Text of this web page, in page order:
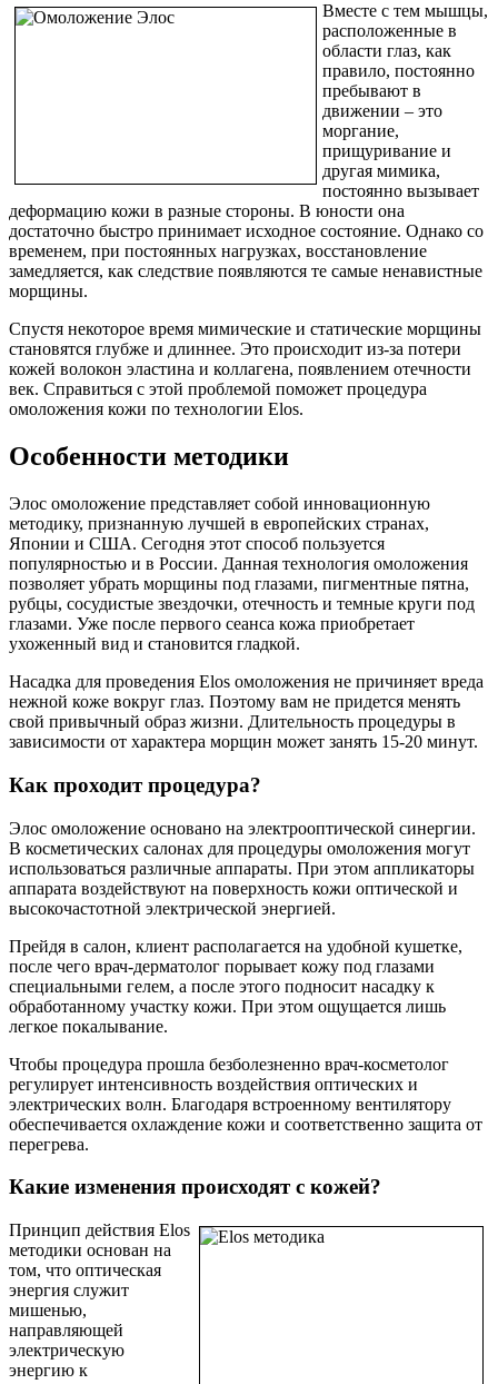
Вместе с тем мышцы,
расположенные в
области глаз, как
правило, постоянно
пребывают в
движении – это
моргание,
прищуривание и
другая мимика,
постоянно вызывает
деформацию кожи в разные стороны. В юности она
достаточно быстро принимает исходное состояние. Однако со
временем, при постоянных нагрузках, восстановление
замедляется, как следствие появляются те самые ненавистные
морщины.
Спустя некоторое время мимические и статические морщины
становятся глубже и длиннее. Это происходит из-за потери
кожей волокон эластина и коллагена, появлением отечности
век. Справиться с этой проблемой поможет процедура
омоложения кожи по технологии Elos.
Особенности методики
Элос омоложение представляет собой инновационную
методику, признанную лучшей в европейских странах,
Японии и США. Сегодня этот способ пользуется
популярностью и в России. Данная технология омоложения
позволяет убрать морщины под глазами, пигментные пятна,
рубцы, сосудистые звездочки, отечность и темные круги под
глазами. Уже после первого сеанса кожа приобретает
ухоженный вид и становится гладкой.
Насадка для проведения Elos омоложения не причиняет вреда
нежной коже вокруг глаз. Поэтому вам не придется менять
свой привычный образ жизни. Длительность процедуры в
зависимости от характера морщин может занять 15-20 минут.
Как проходит процедура?
Элос омоложение основано на электрооптической синергии.
В косметических салонах для процедуры омоложения могут
использоваться различные аппараты. При этом аппликаторы
аппарата воздействуют на поверхность кожи оптической и
высокочастотной электрической энергией.
Прейдя в салон, клиент располагается на удобной кушетке,
после чего врач-дерматолог порывает кожу под глазами
специальными гелем, а после этого подносит насадку к
обработанному участку кожи. При этом ощущается лишь
легкое покалывание.
Чтобы процедура прошла безболезненно врач-косметолог
регулирует интенсивность воздействия оптических и
электрических волн. Благодаря встроенному вентилятору
обеспечивается охлаждение кожи и соответственно защита от
перегрева.
Какие изменения происходят с кожей?
Принцип действия Elos
методики основан на
том, что оптическая
энергия служит
мишенью,
направляющей
электрическую
энергию к